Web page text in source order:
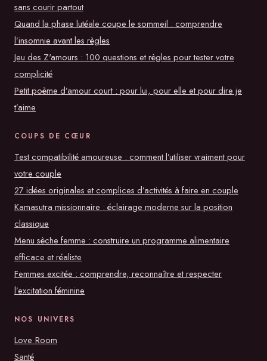
sans courir partout
Quand la phase lutéale coupe le sommeil : comprendre
l’insomnie avant les règles
Jeu des Z'amours : 100 questions et règles pour tester votre
complicité
Petit poème d’amour court : pour lui, pour elle et pour dire je
t’aime
COUPS DE CŒUR
Test compatibilité amoureuse : comment l’utiliser vraiment pour
votre couple
27 idées originales et complices d’activités à faire en couple
Kamasutra missionnaire : éclairage moderne sur la position
classique
Menu sèche femme : construire un programme alimentaire
efficace et réaliste
Femmes excitée : comprendre, reconnaître et respecter
l’excitation féminine
NOS UNIVERS
Love Room
Santé